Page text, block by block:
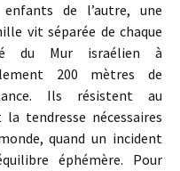
de l’autre, une
vit séparée de chaque
du Mur israélien à
200 mètres de
Ils résistent au
tendresse nécessaires
quand un incident
éphémère. Pour